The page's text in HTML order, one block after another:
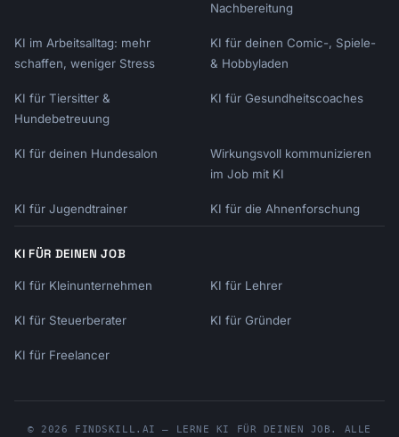
Nachbereitung
KI im Arbeitsalltag: mehr
schaffen, weniger Stress
KI für deinen Comic-, Spiele-
& Hobbyladen
KI für Tiersitter &
Hundebetreuung
KI für Gesundheitscoaches
KI für deinen Hundesalon
Wirkungsvoll kommunizieren
im Job mit KI
KI für Jugendtrainer KI für die Ahnenforschung
KI FÜR DEINEN JOB
KI für Kleinunternehmen KI für Lehrer
KI für Steuerberater KI für Gründer
KI für Freelancer
© 2026 FINDSKILL.AI — LERNE KI FÜR DEINEN JOB. ALLE